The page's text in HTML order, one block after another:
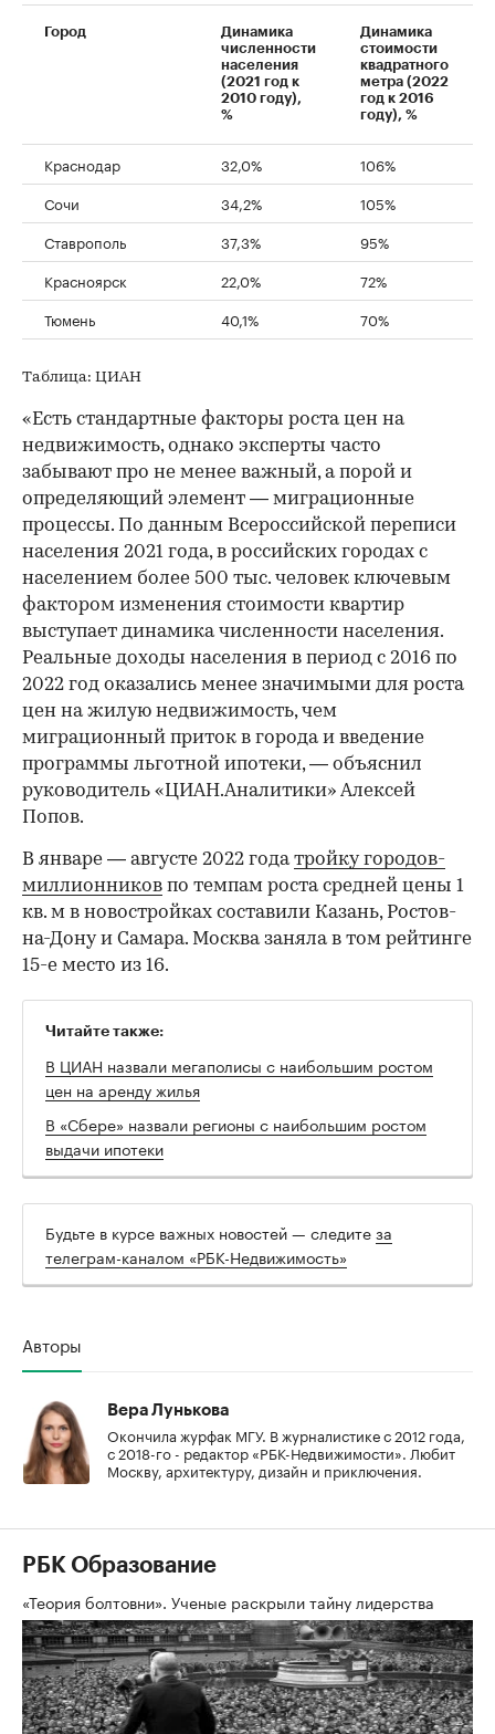
Город
Динамика
численности
населения
(2021 год к
2010 году),
%
Динамика
стоимости
квадратного
метра (2022
год к 2016
году), %
Краснодар 32,0%
106%
Сочи
34,2%
105%
Ставрополь
37,3%
95%
Красноярск
22,0%
72%
Тюмень
40,1% 70%
Таблица: ЦИАН
«Есть стандартные факторы роста цен на
недвижимость, однако эксперты часто
забывают про не менее важный, а порой и
определяющий элемент — миграционные
процессы. По данным Всероссийской переписи
населения 2021 года, в российских городах с
населением более 500 тыс. человек ключевым
фактором изменения стоимости квартир
выступает динамика численности населения.
Реальные доходы населения в период с 2016 по
2022 год оказались менее значимыми для роста
цен на жилую недвижимость, чем
миграционный приток в города и введение
программы льготной ипотеки, — объяснил
руководитель «ЦИАН.Аналитики» Алексей
Попов.
В январе — августе 2022 годатройку городов-
миллионников по темпам роста средней цены 1
кв. м в новостройках составили Казань, Ростов-
на-Дону и Самара. Москва заняла в том рейтинге
15-е место из 16.
Читайте также:
В ЦИАН назвали мегаполисы с наибольшим ростом
цен на аренду жилья
В «Сбере» назвали регионы с наибольшим ростом
выдачи ипотеки
Будьте в курсе важных новостей — следитеза
телеграм-каналом «РБК-Недвижимость»
Авторы
Вера Лунькова
Окончила журфак МГУ. В журналистике с 2012 года,
с 2018-го - редактор «РБК-Недвижимости». Любит
Москву, архитектуру, дизайн и приключения.
РБК Образование
«Теория болтовни». Ученые раскрыли тайну лидерства